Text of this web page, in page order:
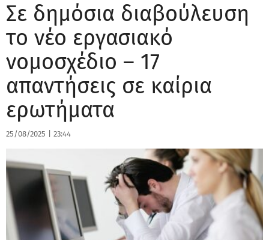
Σε δημόσια διαβούλευση
το νέο εργασιακό
νομοσχέδιο – 17
απαντήσεις σε καίρια
ερωτήματα
25/08/2025 23:44